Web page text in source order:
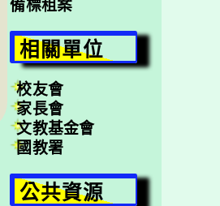
備標租案
相關單位
校友會
家長會
文教基金會
國教署
公共資源